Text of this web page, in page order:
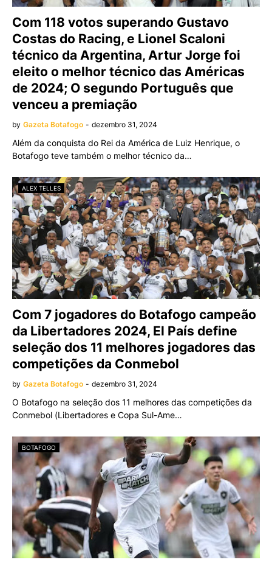
Com 118 votos superando Gustavo
Costas do Racing, e Lionel Scaloni
técnico da Argentina, Artur Jorge foi
eleito o melhor técnico das Américas
de 2024; O segundo Português que
venceu a premiação
by Gazeta Botafogo - dezembro 31, 2024
Além da conquista do Rei da América de Luiz Henrique, o
Botafogo teve também o melhor técnico da…
ALEX TELLES
Com 7 jogadores do Botafogo campeão
da Libertadores 2024, El País define
seleção dos 11 melhores jogadores das
competições da Conmebol
by Gazeta Botafogo - dezembro 31, 2024
O Botafogo na seleção dos 11 melhores das competições da
Conmebol (Libertadores e Copa Sul-Ame…
BOTAFOGO